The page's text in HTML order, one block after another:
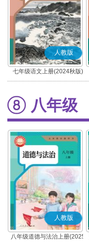
人教版
七年级语文上册(2024秋版)
(部编版)
八年级
人教版
八年级道德与法治上册(2025